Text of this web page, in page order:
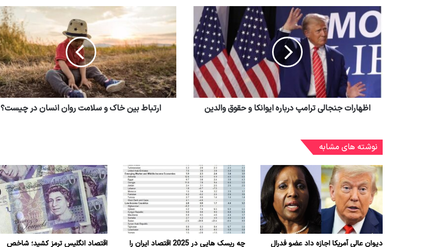
اظهارات جنجالی ترامپ درباره ایوانکا و حقوق والدین ارتباط بین خاک و سلامت روان انسان در چیست؟
نوشته های مشابه
دیوان عالی آمریکا اجازه داد عضو فدرال
چه ریسک هایی در 2025 اقتصاد ایران را
اقتصاد انگلیس ترمز کشید؛ شاخص